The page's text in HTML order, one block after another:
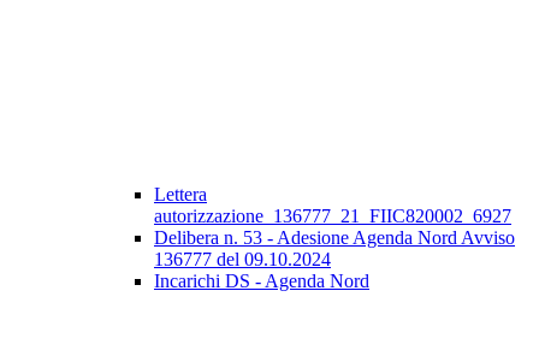
Lettera
autorizzazione_136777_21_FIIC820002_6927
Delibera n. 53 - Adesione Agenda Nord Avviso
136777 del 09.10.2024
Incarichi DS - Agenda Nord